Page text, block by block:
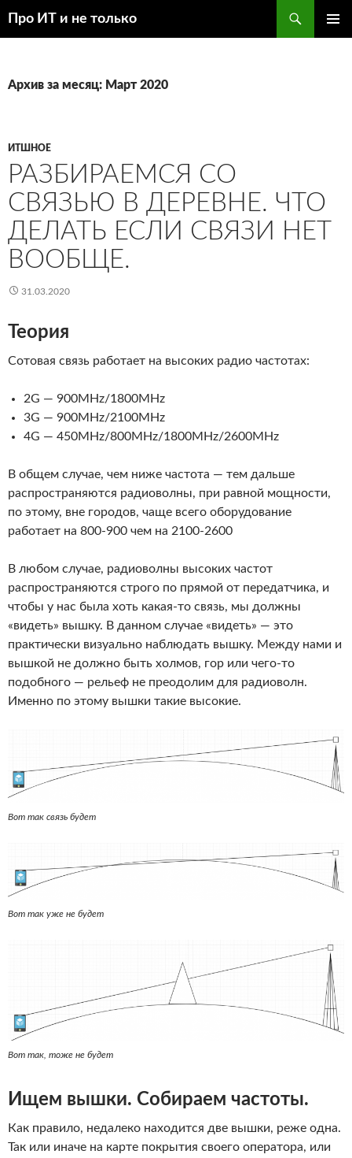
Про ИТ и не только
Архив за месяц: Март 2020
ИТШНОЕ
РАЗБИРАЕМСЯ СО
СВЯЗЬЮ В ДЕРЕВНЕ. ЧТО
ДЕЛАТЬ ЕСЛИ СВЯЗИ НЕТ
ВООБЩЕ.
31.03.2020
Теория
Сотовая связь работает на высоких радио частотах:
2G — 900MHz/1800MHz
3G — 900MHz/2100MHz
4G — 450MHz/800MHz/1800MHz/2600MHz
В общем случае, чем ниже частота — тем дальше
распространяются радиоволны, при равной мощности,
по этому, вне городов, чаще всего оборудование
работает на 800-900 чем на 2100-2600
В любом случае, радиоволны высоких частот
распространяются строго по прямой от передатчика, и
чтобы у нас была хоть какая-то связь, мы должны
«видеть» вышку. В данном случае «видеть» — это
практически визуально наблюдать вышку. Между нами и
вышкой не должно быть холмов, гор или чего-то
подобного — рельеф не преодолим для радиоволн.
Именно по этому вышки такие высокие.
Вот так связь будет
Вот так уже не будет
Вот так, тоже не будет
Ищем вышки. Собираем частоты.
Как правило, недалеко находится две вышки, реже одна.
Так или иначе на карте покрытия своего оператора, или